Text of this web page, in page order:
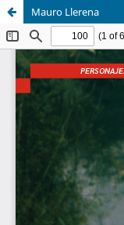
Mauro Llerena